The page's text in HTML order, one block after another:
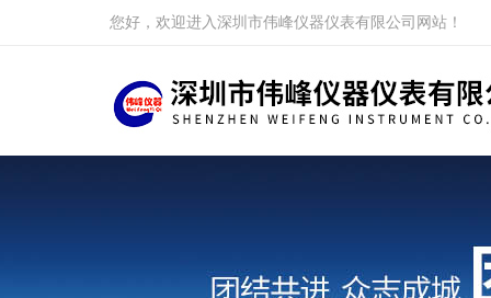
您好，欢迎进入深圳市伟峰仪器仪表有限公司网站！